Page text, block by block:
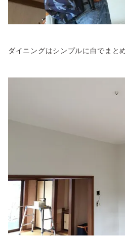
ダイニングはシンプルに白でまと